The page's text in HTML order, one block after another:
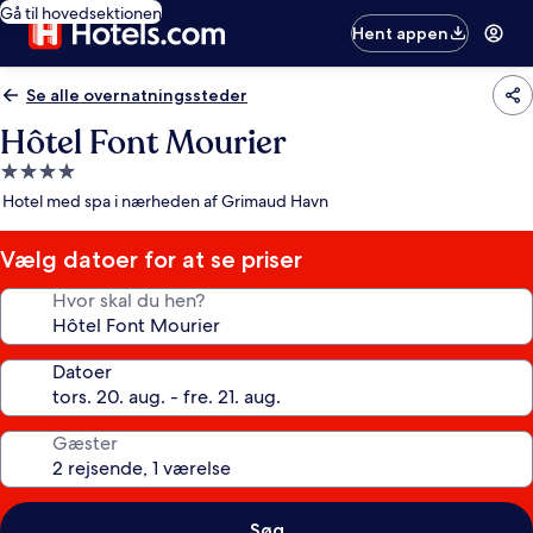
Gå til hovedsektionen
Hent appen
Se alle overnatningssteder
Hôtel Font Mourier
4.0-
stjernet
Hotel med spa i nærheden af Grimaud Havn
Vælg datoer for at se priser
Hvor skal du hen?
Datoer
Gæster